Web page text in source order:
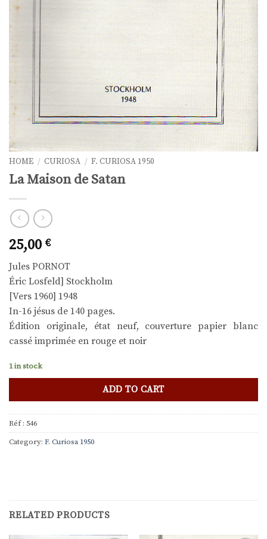
HOME / CURIOSA / F. CURIOSA 1950
La Maison de Satan
25,00 €
Jules PORNOT
Éric Losfeld] Stockholm
[Vers 1960] 1948
In-16 jésus de 140 pages.
Édition originale, état neuf, couverture papier blanc
cassé imprimée en rouge et noir
1 in stock
ADD TO CART
Réf : 546
Category: F. Curiosa 1950
RELATED PRODUCTS